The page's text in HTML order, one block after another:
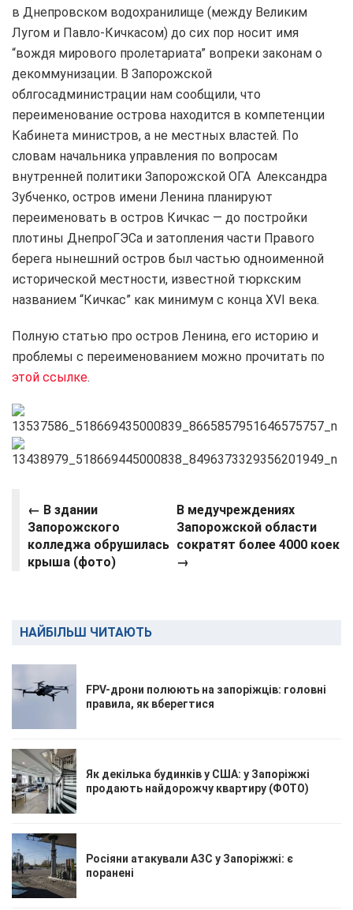
в Днепровском водохранилище (между Великим
Лугом и Павло-Кичкасом) до сих пор носит имя
“вождя мирового пролетариата” вопреки законам о
декоммунизации. В Запорожской
облгосадминистрации нам сообщили, что
переименование острова находится в компетенции
Кабинета министров, а не местных властей. По
словам начальника управления по вопросам
внутренней политики Запорожской ОГА Александра
Зубченко, остров имени Ленина планируют
переименовать в остров Кичкас — до постройки
плотины ДнепроГЭСа и затопления части Правого
берега нынешний остров был частью одноименной
исторической местности, известной тюркским
названием “Кичкас” как минимум с конца XVI века.
Полную статью про остров Ленина, его историю и
проблемы с переименованием можно прочитать по
этой ссылке.
← В здании
Запорожского
колледжа обрушилась
крыша (фото)
В медучреждениях
Запорожской области
сократят более 4000 коек
→
НАЙБІЛЬШ ЧИТАЮТЬ
FPV-дрони полюють на запоріжців: головні
правила, як вберегтися
Як декілька будинків у США: у Запоріжжі
продають найдорожчу квартиру (ФОТО)
Росіяни атакували АЗС у Запоріжжі: є
поранені